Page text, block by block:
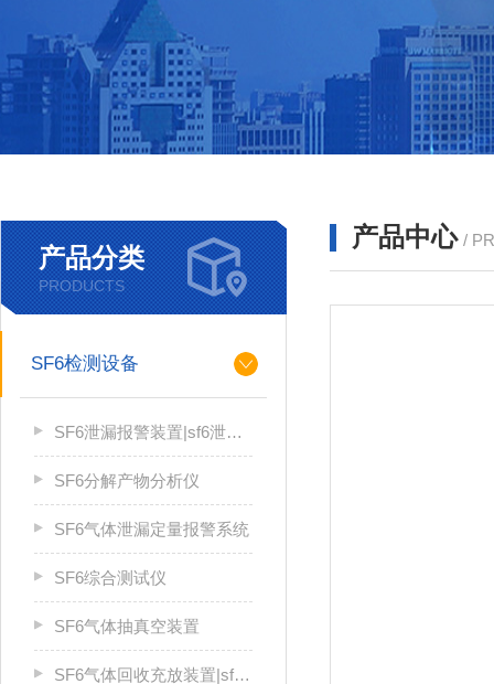
产品分类
PRODUCTS
SF6检测设备
SF6泄漏报警装置|sf6泄漏报警系统
SF6分解产物分析仪
SF6气体泄漏定量报警系统
SF6综合测试仪
SF6气体抽真空装置
SF6气体回收充放装置|sf6气体回收装置
产品中心 /